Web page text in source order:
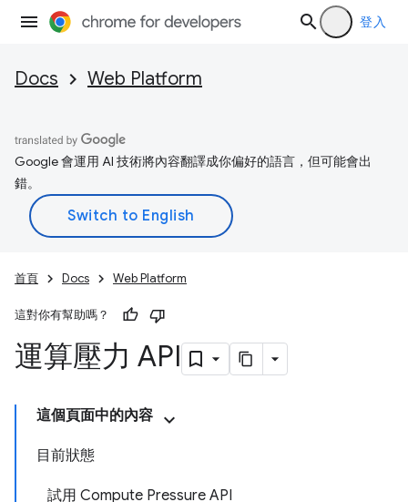
登入
Docs Web Platform
Google 會運用 AI 技術將內容翻譯成你偏好的語言，但可能會出
錯。
首頁 Docs Web Platform
這對你有幫助嗎？
運算壓力 API
這個頁面中的內容
目前狀態
試用 Compute Pressure API